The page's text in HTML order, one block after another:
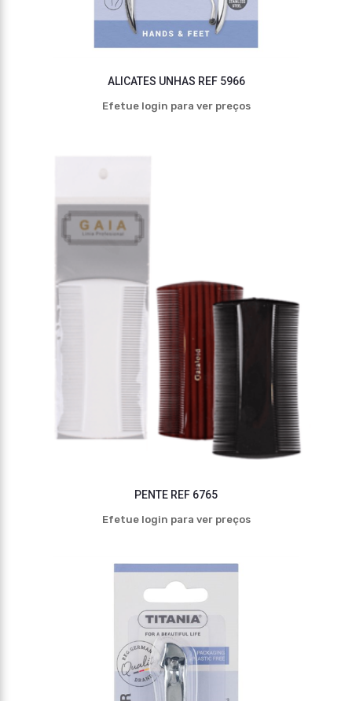
ALICATES UNHAS REF 5966
Efetue login para ver preços
PENTE REF 6765
Efetue login para ver preços